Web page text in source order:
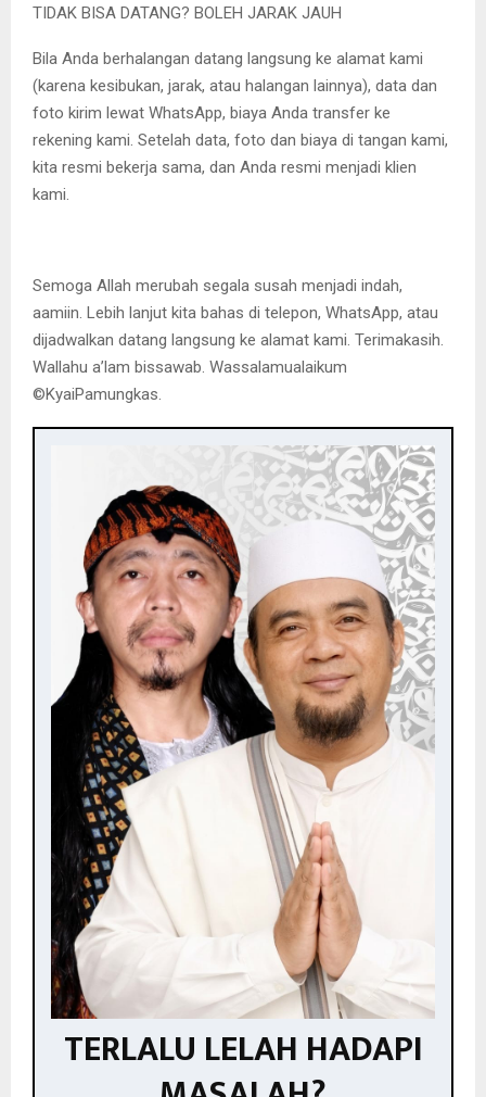
TIDAK BISA DATANG? BOLEH JARAK JAUH
Bila Anda berhalangan datang langsung ke alamat kami
(karena kesibukan, jarak, atau halangan lainnya), data dan
foto kirim lewat WhatsApp, biaya Anda transfer ke
rekening kami. Setelah data, foto dan biaya di tangan kami,
kita resmi bekerja sama, dan Anda resmi menjadi klien
kami.
Semoga Allah merubah segala susah menjadi indah,
aamiin. Lebih lanjut kita bahas di telepon, WhatsApp, atau
dijadwalkan datang langsung ke alamat kami. Terimakasih.
Wallahu a’lam bissawab. Wassalamualaikum
©️KyaiPamungkas.
TERLALU LELAH HADAPI